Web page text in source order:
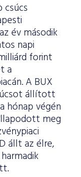
csúcs
év második
napi
forint
a
A BUX
állított
hónap végén
meg
állt az élre,